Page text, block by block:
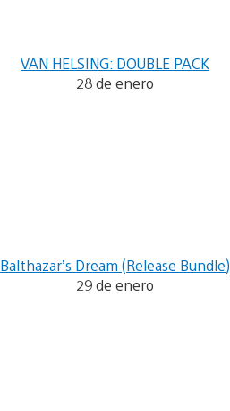
VAN HELSING: DOUBLE PACK
28 de enero
Balthazar’s Dream (Release Bundle)
29 de enero